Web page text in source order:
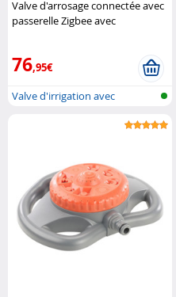
Valve d'arrosage connectée avec
passerelle Zigbee avec
76,95€
Valve d'irrigation avec